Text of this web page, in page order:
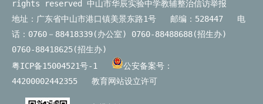
rights reserved 中山市华辰实验中学教辅整治信访举报
地址：广东省中山市港口镇美景东路1号 邮编：528447 电
话：0760－88418339(办公室) 0760-88488688(招生办)
0760-88418625(招生办)
粤ICP备15004521号-1
公安备案号：
44200002442355
教育网站设立许可